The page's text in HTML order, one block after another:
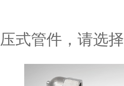
式管件，请选